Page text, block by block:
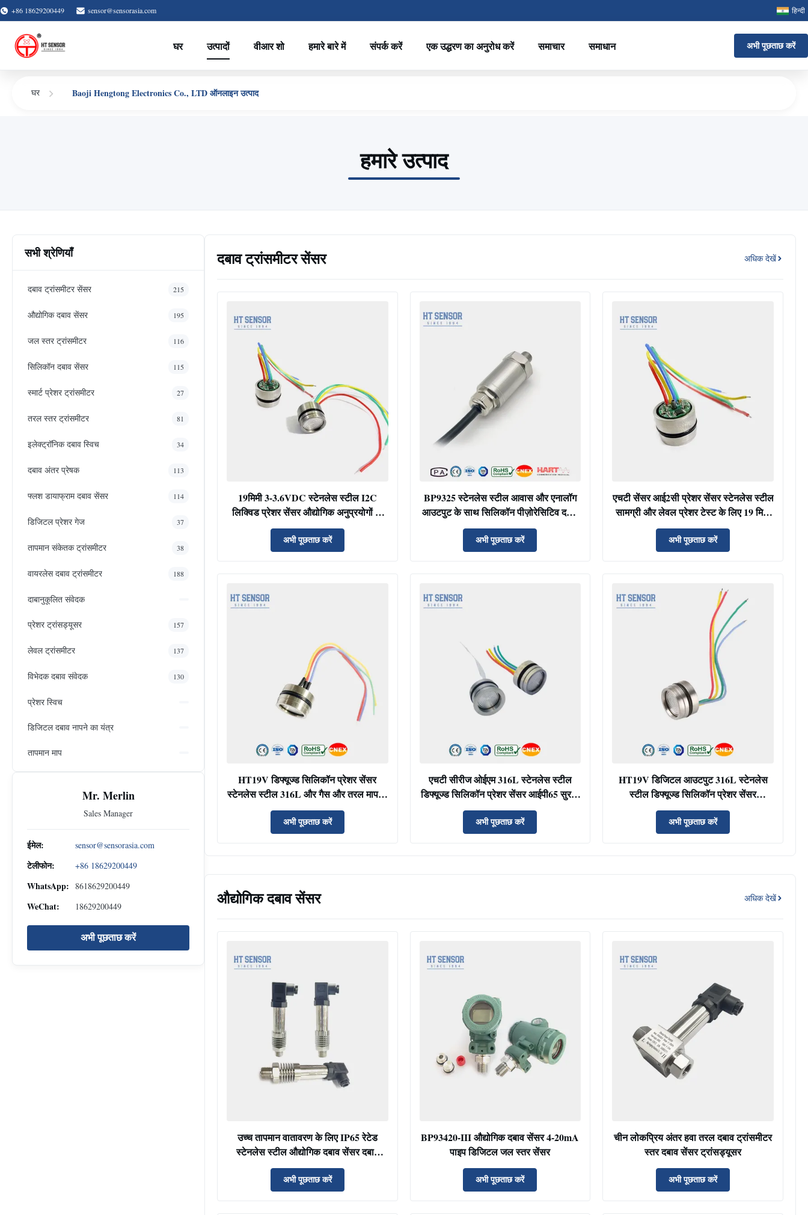
+86 18629200449 sensor@sensorasia.com हिन्दी
घर उत्पादों वीआर शो हमारे बारे में संपर्क करें एक उद्धरण का अनुरोध करें समाचार समाधान अभी पूछताछ करें
घर Baoji Hengtong Electronics Co., LTD ऑनलाइन उत्पाद
हमारे उत्पाद
सभी श्रेणियाँ
दबाव ट्रांसमीटर सेंसर 215
औद्योगिक दबाव सेंसर 195
जल स्तर ट्रांसमीटर 116
सिलिकॉन दबाव सेंसर 115
स्मार्ट प्रेशर ट्रांसमीटर 27
तरल स्तर ट्रांसमीटर 81
इलेक्ट्रॉनिक दबाव स्विच 34
दबाव अंतर प्रेषक 113
फ्लश डायाफ्राम दबाव सेंसर 114
डिजिटल प्रेशर गेज 37
तापमान संकेतक ट्रांसमीटर 38
वायरलेस दबाव ट्रांसमीटर 188
दाबानुकूलित संवेदक
प्रेशर ट्रांसड्यूसर 157
लेवल ट्रांसमीटर 137
विभेदक दबाव संवेदक 130
प्रेशर स्विच
डिजिटल दबाव नापने का यंत्र
तापमान माप
Mr. Merlin
Sales Manager
ईमेल: sensor@sensorasia.com
टेलीफोन: +86 18629200449
WhatsApp: 8618629200449
WeChat: 18629200449
अभी पूछताछ करें
दबाव ट्रांसमीटर सेंसर अधिक देखें
19मिमी 3-3.6VDC स्टेनलेस स्टील I2C
लिक्विड प्रेशर सेंसर औद्योगिक अनुप्रयोगों के
लिए
अभी पूछताछ करें
BP9325 स्टेनलेस स्टील आवास और एनालॉग
आउटपुट के साथ सिलिकॉन पीज़ोरेसिटिव दबाव
सेंसर
अभी पूछताछ करें
एचटी सेंसर आई2सी प्रेशर सेंसर स्टेनलेस स्टील
सामग्री और लेवल प्रेशर टेस्ट के लिए 19 मिमी
आकार के साथ
अभी पूछताछ करें
HT19V डिफ्यूज्ड सिलिकॉन प्रेशर सेंसर
स्टेनलेस स्टील 316L और गैस और तरल माप के
लिए उच्च स्थिरता के साथ
अभी पूछताछ करें
एचटी सीरीज ओईएम 316L स्टेनलेस स्टील
डिफ्यूज्ड सिलिकॉन प्रेशर सेंसर आईपी65 सुरक्षा
के साथ
अभी पूछताछ करें
HT19V डिजिटल आउटपुट 316L स्टेनलेस
स्टील डिफ्यूज्ड सिलिकॉन प्रेशर सेंसर
ट्रांसमीटर
अभी पूछताछ करें
औद्योगिक दबाव सेंसर अधिक देखें
उच्च तापमान वातावरण के लिए IP65 रेटेड
स्टेनलेस स्टील औद्योगिक दबाव सेंसर दबाव
ट्रांसमीटर
अभी पूछताछ करें
BP93420-III औद्योगिक दबाव सेंसर 4-20mA
पाइप डिजिटल जल स्तर सेंसर
अभी पूछताछ करें
चीन लोकप्रिय अंतर हवा तरल दबाव ट्रांसमीटर
स्तर दबाव सेंसर ट्रांसड्यूसर
अभी पूछताछ करें